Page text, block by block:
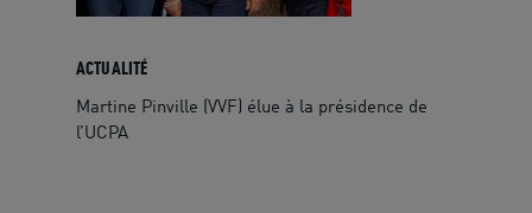
ACTUALITÉ
Martine Pinville (VVF) élue à la présidence de
l’UCPA